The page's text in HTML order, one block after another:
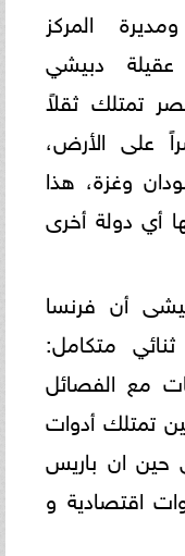
المركز
عقيلة دبيشي
تمتلك ثقلاً
على الأرض،
وغزة، هذا
أي دولة أخرى
أن فرنسا
متكامل:
مع الفصائل
تمتلك أدوات
ان باريس
اقتصادية و